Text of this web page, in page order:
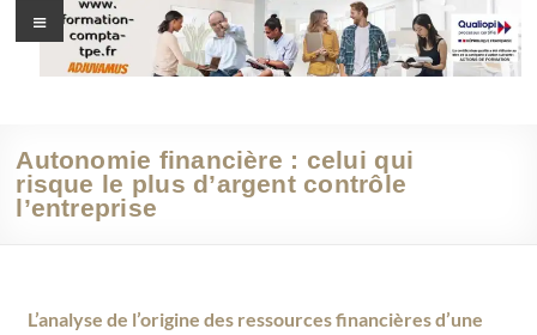
Autonomie financière : celui qui
risque le plus d’argent contrôle
l’entreprise
L’analyse de l’origine des ressources financières d’une